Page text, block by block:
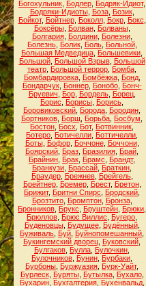
Богохульник Бодлер Бодряк-Идиот,
Бодряки-Идиоты, Боза, Бозик,
Бойкот, Бойтнер, Боколл, Бокр, Бокс
Боксёры, Болван, Болваны,
Болгария, Болдини, Болезни,
Болезнь, Болик, Боль, Больной,
Большая Медведица Большевики
Большой, Большой Взрыв, Большой
театр Большой террор Бомба
Бомбардировка, Бомбёжка, Бонд,
Бондарчук, Боннер, Бонобо, Бонч-
Бруевич
Бор, Бордель, Борец,
Борис
Борисы Борись
Боровиковский Борода Бородин
Бортников Борщ Борьба Босбум
Бостон Босх Бот, Ботвинник
Ботеро Ботичелли Боттичелли
Боты, Бофор, Боччоне, Боччони,
Боярский Браз Бразилия Брай
Брайнин Брак Брамс Брандт,
Бранкузи Брассай Браткин
Браудер, Брежнев, Брейгель,
Брейтнер, Бремер, Брест, Бретон,
Брижит, Бритни Спирс Бродский
Брозтито, Бромптон, Бронза,
Бронников Брукс Бруштейн Брюки
Брюллов Брюс Виллис Бугеро
Буденовцы, Будущее, Будённый,
Буживаль Буй Буйнопомешанный
Букингемский дворец Буковский
Булгаков Булла Булочкин
Булочников Бунин Бурбаки
Бурбоны Буржуазия Бурк-Уайт,
Бурлеск, Буряты, Бутылка, Бухало,
Бухарин, Бухгалтерия, Бухенвальд,